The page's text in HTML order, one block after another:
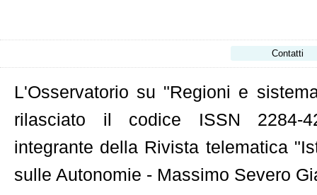
Contatti
L'Osservatorio su "Regioni e
rilasciato il codice ISSN 2284-
integrante della Rivista telematica
sulle Autonomie - Massimo Severo